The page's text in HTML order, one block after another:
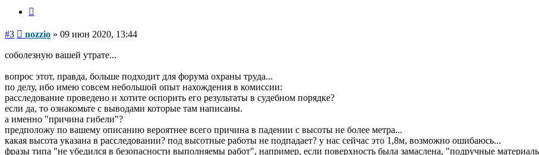
#3 Сообщение
nozzio » 09 июн 2020, 13:44
соболезную вашей утрате...
вопрос этот, правда, больше подходит для форума охраны труда...
по делу, ибо имею совсем небольшой опыт нахождения в комиссии:
расследование проведено и хотите оспорить его результаты в судебном порядке?
если да, то ознакомьте с выводами которые там написаны.
а именно "причина гибели"?
предположу по вашему описанию вероятнее всего причина в падении с высоты не более метра...
какая высота указана в расследовании? под высотные работы не подпадает? у нас сейчас это 1,8м, возможно ошибаюсь...
фразы типа "не убедился в безопасности выполняемы работ", например, если поверхность была замаслена, "подручные